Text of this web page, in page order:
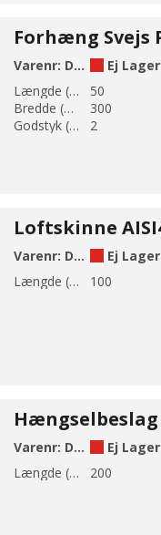
Varenr: DA52-300
Ej Lager
Længde (m):
50
Bredde (mm):
300
Godstyk (mm):
2
Varenr: DA60-1
Ej Lager
Længde (mm):
100
Varenr: DA61-200
Ej Lager
Længde (mm):
200